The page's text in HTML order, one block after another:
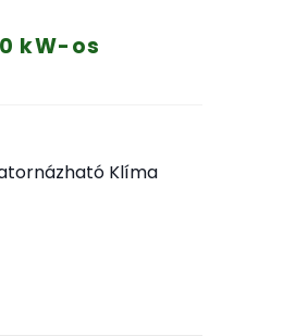
kW-os
Klíma